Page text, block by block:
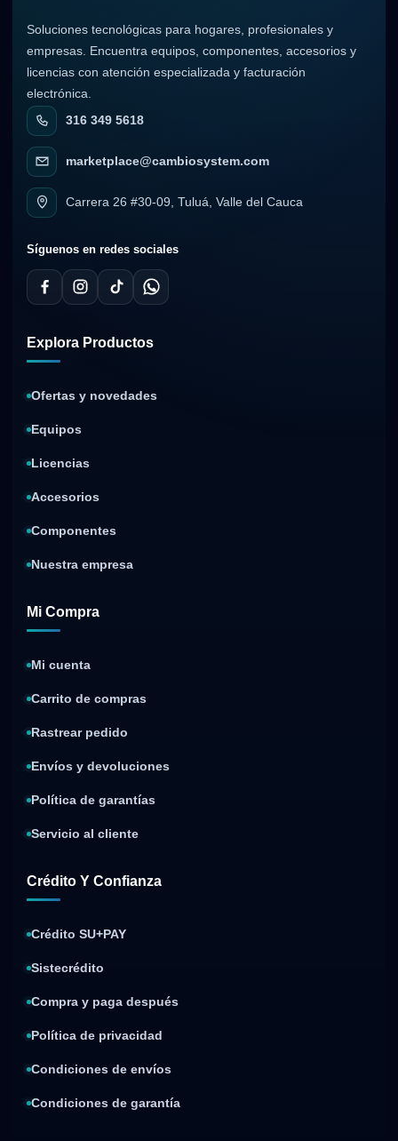
Soluciones tecnológicas para hogares, profesionales y
empresas. Encuentra equipos, componentes, accesorios y
licencias con atención especializada y facturación
electrónica.
316 349 5618
marketplace@cambiosystem.com
Carrera 26 #30-09, Tuluá, Valle del Cauca
Síguenos en redes sociales
Explora Productos
Ofertas y novedades
Equipos
Licencias
Accesorios
Componentes
Nuestra empresa
Mi Compra
Mi cuenta
Carrito de compras
Rastrear pedido
Envíos y devoluciones
Política de garantías
Servicio al cliente
Crédito Y Confianza
Crédito SU+PAY
Sistecrédito
Compra y paga después
Política de privacidad
Condiciones de envíos
Condiciones de garantía